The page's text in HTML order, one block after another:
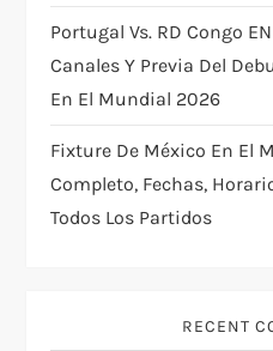
Portugal Vs. RD Congo
Canales Y Previa Del
En El Mundial 2026
Fixture De México En El
Completo, Fechas,
Todos Los Partidos
RECENT